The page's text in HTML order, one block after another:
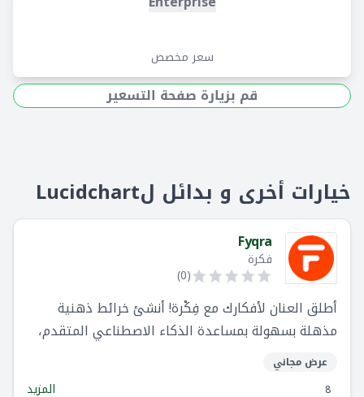
سعر مخصص
قم بزيارة صفحة التسعير
خيارات أخرى و بدائل لLucidchart
Fyqra
فكرة
(
0
)
أطلق العنان لأفكارك مع فِكْرة! أنشئ خرائط ذهنية
مذهلة بسهولة بمساعدة الذكاء الاصطناعي المتقدم،
وحوّل أفكارك إلى رؤى واضحة ومرئية. بالإضافة إلى ذلك،
قم بإدارة مهامك بشكل حدسي، وشاهد تقدمك بلمحة.
عرض مجاني
8
المزيد